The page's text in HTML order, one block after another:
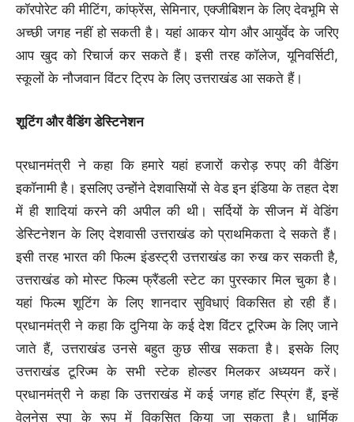
कॉरपोरेट की मीटिंग, कांफ्रेंस, सेमिनार, एक्जीबिशन के लिए देवभूमि से
अच्छी जगह नहीं हो सकती है। यहां आकर योग और आयुर्वेद के जरिए
आप खुद को रिचार्ज कर सकते हैं। इसी तरह कॉलेज, यूनिवर्सिटी,
स्कूलों के नौजवान विंटर ट्रिप के लिए उत्तराखंड आ सकते हैं।
शूटिंग और वैडिंग डेस्टिनेशन
प्रधानमंत्री ने कहा कि हमारे यहां हजारों करोड़ रुपए की वैडिंग
इकॉनामी है। इसलिए उन्होंने देशवासियों से वेड इन इंडिया के तहत देश
में ही शादियां करने की अपील की थी। सर्दियों के सीजन में वेडिंग
डेस्टिनेशन के लिए देशवासी उत्तराखंड को प्राथमिकता दे सकते हैं।
इसी तरह भारत की फिल्म इंडस्ट्री उत्तराखंड का रुख कर सकती है,
उत्तराखंड को मोस्ट फिल्म फ्रैंडली स्टेट का पुरस्कार मिल चुका है।
यहां फिल्म शूटिंग के लिए शानदार सुविधाएं विकसित हो रही हैं।
प्रधानमंत्री ने कहा कि दुनिया के कई देश विंटर टूरिज्म के लिए जाने
जाते हैं, उत्तराखंड उनसे बहुत कुछ सीख सकता है। इसके लिए
उत्तराखंड टूरिज्म के सभी स्टेक होल्डर मिलकर अध्ययन करें।
प्रधानमंत्री ने कहा कि उत्तराखंड में कई जगह हॉट स्प्रिंग हैं, इन्हें
वेलनेस स्पा के रूप में विकसित किया जा सकता है। धार्मिक